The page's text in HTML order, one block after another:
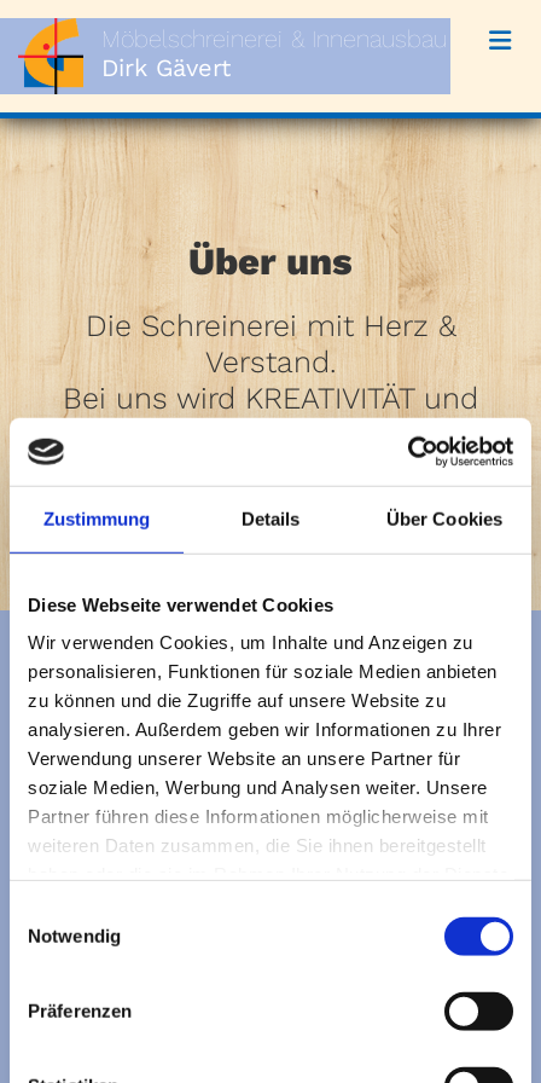
Zustimmung Details Über Cookies
Diese Webseite verwendet Cookies
Wir verwenden Cookies, um Inhalte und Anzeigen zu
personalisieren, Funktionen für soziale Medien anbieten
zu können und die Zugriffe auf unsere Website zu
analysieren. Außerdem geben wir Informationen zu Ihrer
Verwendung unserer Website an unsere Partner für
soziale Medien, Werbung und Analysen weiter. Unsere
Partner führen diese Informationen möglicherweise mit
weiteren Daten zusammen, die Sie ihnen bereitgestellt
Notwendig
Präferenzen
Zum Inhalt springen
Möbelschreinerei & Innenausbau
Dirk Gävert
Über uns
Die Schreinerei mit Herz &
Verstand.
Bei uns wird KREATIVITÄT und
PROFESSIONALITÄT groß
Dürfen wir uns vorstellen?
...wir sind ein junges und junggebliebenes Team,
das seit der Betriebsgründung 1995 nach und
nach zu einem kreativen Expertenpool
zusammen gewachsen ist.
Wir begeistern unsere Kunden durch unser
innovatives Potential, der hohen